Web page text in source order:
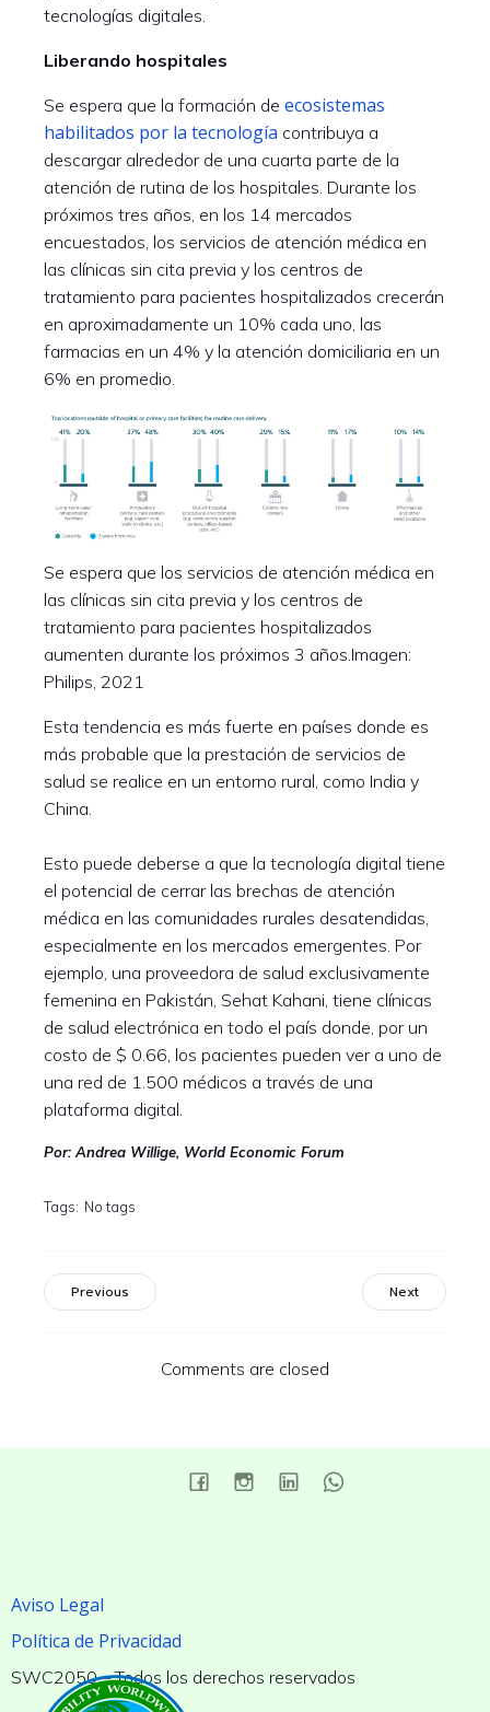
tecnologías digitales.
Liberando hospitales
Se espera que la formación de ecosistemas
habilitados por la tecnología contribuya a
descargar alrededor de una cuarta parte de la
atención de rutina de los hospitales. Durante los
próximos tres años, en los 14 mercados
encuestados, los servicios de atención médica en
las clínicas sin cita previa y los centros de
tratamiento para pacientes hospitalizados crecerán
en aproximadamente un 10% cada uno, las
farmacias en un 4% y la atención domiciliaria en un
6% en promedio.
Se espera que los servicios de atención médica en
las clínicas sin cita previa y los centros de
tratamiento para pacientes hospitalizados
aumenten durante los próximos 3 años.Imagen:
Philips, 2021
Esta tendencia es más fuerte en países donde es
más probable que la prestación de servicios de
salud se realice en un entorno rural, como India y
China.
Esto puede deberse a que la tecnología digital tiene
el potencial de cerrar las brechas de atención
médica en las comunidades rurales desatendidas,
especialmente en los mercados emergentes. Por
ejemplo, una proveedora de salud exclusivamente
femenina en Pakistán, Sehat Kahani, tiene clínicas
de salud electrónica en todo el país donde, por un
costo de $ 0.66, los pacientes pueden ver a uno de
una red de 1.500 médicos a través de una
plataforma digital.
Por: Andrea Willige, World Economic Forum
Tags: No tags
Previous Next
Comments are closed
Aviso Legal
Política de Privacidad
SWC2050 – Todos los derechos reservados